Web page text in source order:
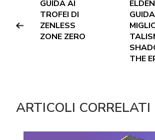
GUIDA AI
TROFEI DI
ZENLESS
ZONE ZERO
THE
ARTICOLI CORRELATI